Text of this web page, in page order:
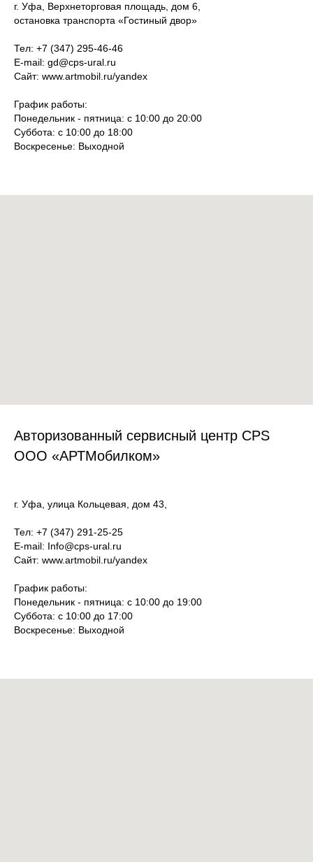
г. Уфа, Верхнеторговая площадь, дом 6,
остановка транспорта «Гостиный двор»
Тел: +7 (347) 295-46-46
E-mail: gd@cps-ural.ru
Сайт: www.artmobil.ru/yandex
График работы:
Понедельник - пятница: с 10:00 до 20:00
Суббота: с 10:00 до 18:00
Воскресенье: Выходной
Авторизованный сервисный центр CPS
ООО «АРТМобилком»
г. Уфа, улица Кольцевая, дом 43,
Тел: +7 (347) 291-25-25
E-mail: Info@cps-ural.ru
Сайт: www.artmobil.ru/yandex
График работы:
Понедельник - пятница: с 10:00 до 19:00
Суббота: с 10:00 до 17:00
Воскресенье: Выходной